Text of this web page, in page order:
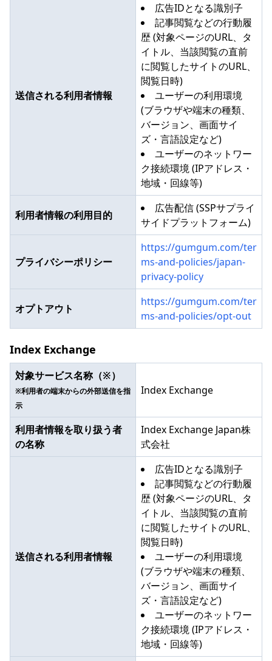
送信される利用者情報
広告IDとなる識別子
記事閲覧などの行動履
歴 (対象ページのURL、タ
イトル、当該閲覧の直前
に閲覧したサイトのURL、
閲覧日時)
ユーザーの利用環境
(ブラウザや端末の種類、
バージョン、画面サイ
ズ・言語設定など)
ユーザーのネットワー
ク接続環境 (IPアドレス・
地域・回線等)
利用者情報の利用目的
広告配信 (SSPサプライ
サイドプラットフォーム)
プライバシーポリシー
https://gumgum.com/ter
ms-and-policies/japan-
privacy-policy
オプトアウト
https://gumgum.com/ter
ms-and-policies/opt-out
Index Exchange
対象サービス名称（※）
※利用者の端末からの外部送信を指
示
Index Exchange
利用者情報を取り扱う者
の名称
Index Exchange Japan株
式会社
送信される利用者情報
広告IDとなる識別子
記事閲覧などの行動履
歴 (対象ページのURL、タ
イトル、当該閲覧の直前
に閲覧したサイトのURL、
閲覧日時)
ユーザーの利用環境
(ブラウザや端末の種類、
バージョン、画面サイ
ズ・言語設定など)
ユーザーのネットワー
ク接続環境 (IPアドレス・
地域・回線等)